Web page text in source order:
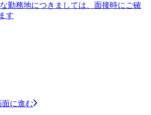
勤務地につきましては、面接時にご確
す
面に進む